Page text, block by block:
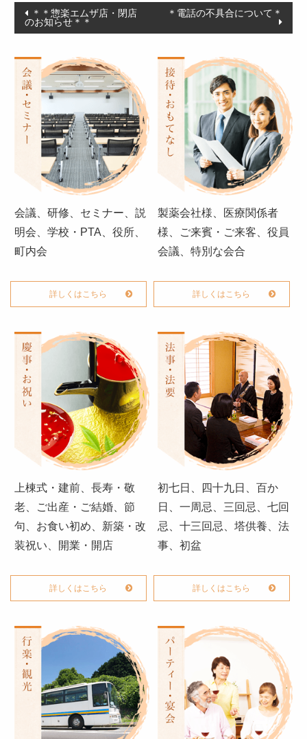
ロケ・イベント弁当
オードブル
お食い初め・お子様弁当
ドリンク・サイドメニュー
種類から選ぶ
金澤 和牛処 「豊」
高級海苔弁当
朝食
季節のお弁当
お知らせ
惣楽のスタッフblog
シーン別のお役立ち情報
特定商取引法に基づく表記
サイトマップ
投
稿
ビ
ゲ
ー
シ
ョ
＊＊惣楽エムザ店・閉店
のお知らせ＊＊
＊電話の不具合について＊
会議、研修、セミナー、説
明会、学校・PTA、役所、
町内会
詳しくはこちら
製薬会社様、医療関係者
様、ご来賓・ご来客、役員
会議、特別な会合
詳しくはこちら
上棟式・建前、長寿・敬
老、ご出産・ご結婚、節
句、お食い初め、新築・改
装祝い、開業・開店
詳しくはこちら
初七日、四十九日、百か
日、一周忌、三回忌、七回
忌、十三回忌、塔供養、法
事、初盆
詳しくはこちら